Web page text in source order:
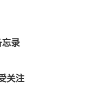
忘录
关注